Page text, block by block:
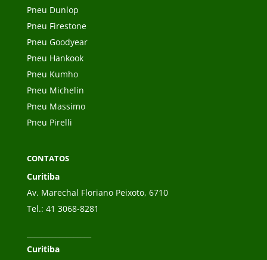
Pneu Dunlop
Pneu Firestone
Pneu Goodyear
Pneu Hankook
Pneu Kumho
Pneu Michelin
Pneu Massimo
Pneu Pirelli
CONTATOS
Curitiba
Av. Marechal Floriano Peixoto, 6710
Tel.: 41 3068-8281
Curitiba